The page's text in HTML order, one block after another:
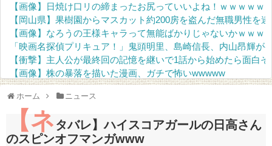
【画像】日焼け口リの締まったお尻っていいよね！ｗｗｗｗｗ
【岡山県】果樹園からマスカット約200房を盗んだ無職男性
【画像】なろうの王様キャラって無能ばかりじゃないかｗｗｗ
「映画名探偵プリキュア！」鬼頭明里、島崎信長、内山昂輝
【衝撃】主人公が最終回の記憶を継いで1話から始めたら面白
【画像】株の暴落を描いた漫画、ガチで怖いwwwww
【朗報】齋藤飛鳥、前屈みで完全に見えてる動画が拡散されて
【朗報】MEGUMIさん(44)「グラドル時代にSNSがあったら、
『進撃の巨人』で一番面白いところってｗｗｗｗｗ
【画像】スト6女キャラの水着がエッチ
るろうに剣心 -明治剣客浪漫譚- 京都動乱 第33話の感想
ホーム ニュース
【ネ タバレ】ハイスコアガールの日高さん
のスピンオフマンガwww